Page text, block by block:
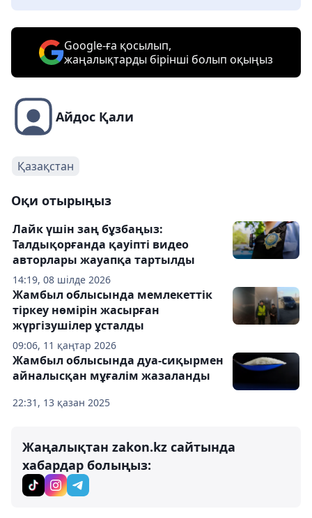
Google-ға қосылып,
жаңалықтарды бірінші болып оқыңыз
Айдос Қали
Қазақстан
Оқи отырыңыз
14:19, 08 шілде 2026
Лайк үшін заң бұзбаңыз:
Талдықорғанда қауіпті видео
авторлары жауапқа тартылды
09:06, 11 қаңтар 2026
Жамбыл облысында мемлекеттік
тіркеу нөмірін жасырған
жүргізушілер ұсталды
22:31, 13 қазан 2025
Жамбыл облысында дуа-сиқырмен
айналысқан мұғалім жазаланды
Жаңалықтан zakon.kz сайтында
хабардар болыңыз: